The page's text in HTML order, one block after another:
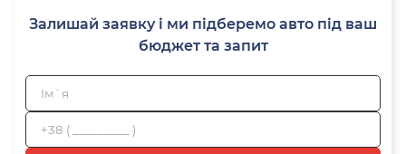
Залишай заявку і ми підберемо авто під ваш
бюджет та запит